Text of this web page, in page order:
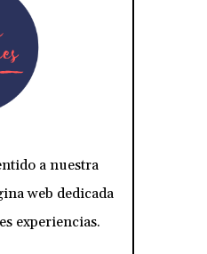
a nuestra
web dedicada
experiencias.